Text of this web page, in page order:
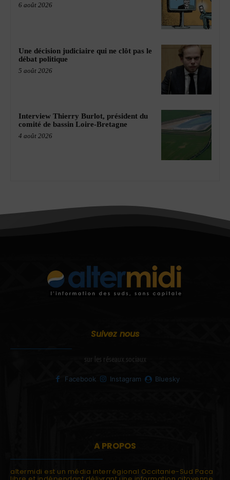
6 août 2026
Une décision judiciaire qui ne clôt pas le
débat politique
5 août 2026
Interview Thierry Burlot, président du
comité de bassin Loire-Bretagne
4 août 2026
Suivez nous
sur les réseaux sociaux
Facebook Instagram Bluesky
A PROPOS
altermidi est un média interrégional Occitanie-Sud Paca